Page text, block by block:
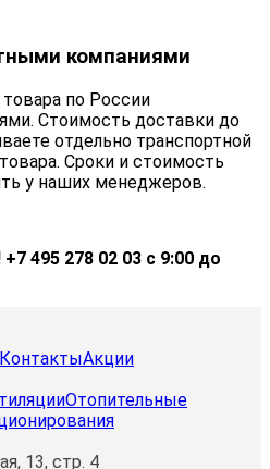
компаниями
по России
Стоимость доставки до
отдельно транспортной
Сроки и стоимость
у наших менеджеров.
495 278 02 03 с 9:00 до
КонтактыАкции
Отопительные
13, стр. 4